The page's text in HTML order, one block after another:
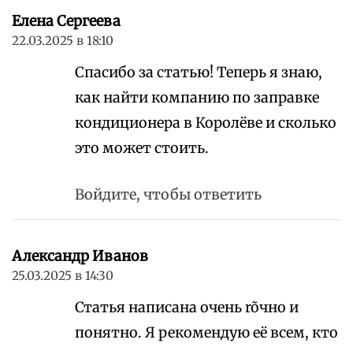
Елена Сергеева
22.03.2025 в 18:10
Спасибо за статью! Теперь я знаю,
как найти компанию по заправке
кондиционера в Королёве и сколько
это может стоить.
Войдите, чтобы ответить
Александр Иванов
25.03.2025 в 14:30
Статья написана очень rõчно и
понятно. Я рекомендую её всем, кто